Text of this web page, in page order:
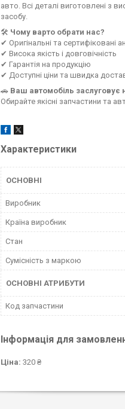
авто. Всі деталі виготовлені з
засобу.
🛠 Чому варто обрати нас?
✔ Оригінальні та сертифіковані
✔ Висока якість і довговічність
✔ Гарантія на продукцію
✔ Доступні ціни та швидка
🚗 Ваш автомобіль заслуговує
Обирайте якісні запчастини та
Характеристики
ОСНОВНІ
Виробник
Країна виробник
Стан
Сумісність з маркою
ОСНОВНІ АТРИБУТИ
Код запчастини
Інформація для
Ціна: 320 ₴